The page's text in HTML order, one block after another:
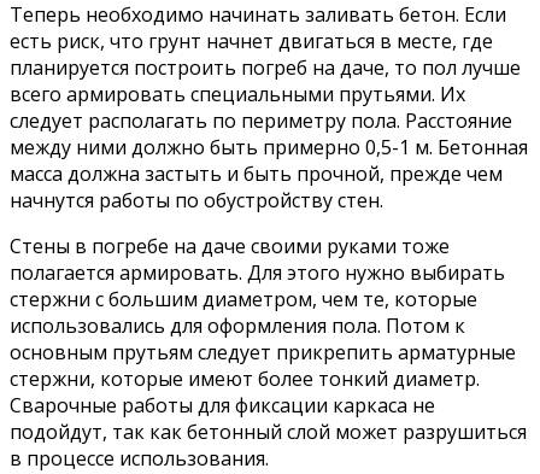
Теперь необходимо начинать заливать бетон. Если
есть риск, что грунт начнет двигаться в месте, где
планируется построить погреб на даче, то пол лучше
всего армировать специальными прутьями. Их
следует располагать по периметру пола. Расстояние
между ними должно быть примерно 0,5-1 м. Бетонная
масса должна застыть и быть прочной, прежде чем
начнутся работы по обустройству стен.
Стены в погребе на даче своими руками тоже
полагается армировать. Для этого нужно выбирать
стержни с большим диаметром, чем те, которые
использовались для оформления пола. Потом к
основным прутьям следует прикрепить арматурные
стержни, которые имеют более тонкий диаметр.
Сварочные работы для фиксации каркаса не
подойдут, так как бетонный слой может разрушиться
в процессе использования.